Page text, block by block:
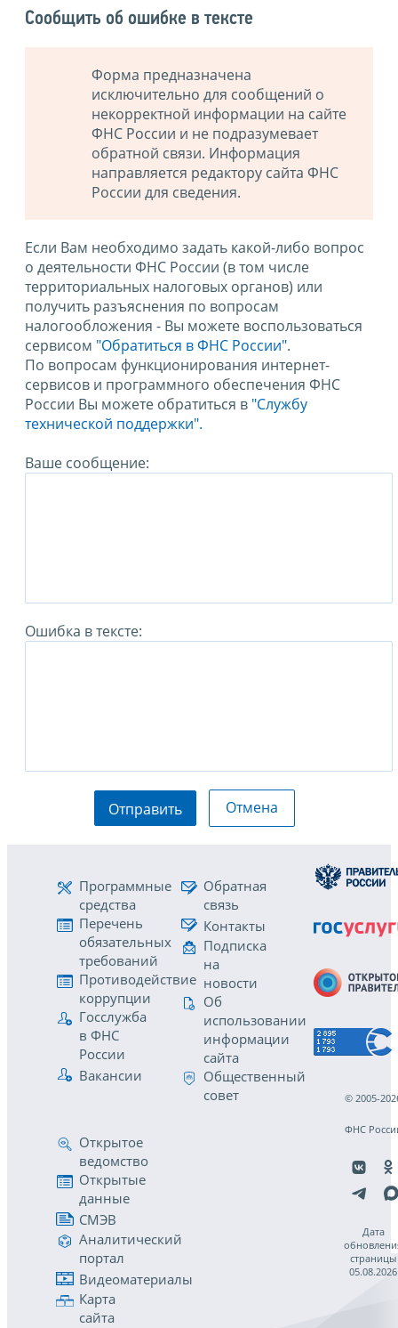
Сообщить об ошибке в тексте
Форма предназначена
исключительно для сообщений о
некорректной информации на сайте
ФНС России и не подразумевает
обратной связи. Информация
направляется редактору сайта ФНС
России для сведения.
Если Вам необходимо задать какой-либо вопрос
о деятельности ФНС России (в том числе
территориальных налоговых органов) или
получить разъяснения по вопросам
налогообложения - Вы можете воспользоваться
сервисом "Обратиться в ФНС России".
По вопросам функционирования интернет-
сервисов и программного обеспечения ФНС
России Вы можете обратиться в "Службу
технической поддержки".
Ваше сообщение:
Ошибка в тексте:
Отправить Отмена
Программные
средства
Перечень
обязательных
требований
Противодействие
коррупции
Госслужба
в ФНС
России
Вакансии
Обратная
связь
Контакты
Подписка
на
новости
Об
использовании
информации
сайта
Общественный
совет
Открытое
ведомство
Открытые
данные
СМЭВ
Аналитический
портал
Видеоматериалы
Карта
сайта
© 2005-
ФНС
Дата
страницы
05.08.2026